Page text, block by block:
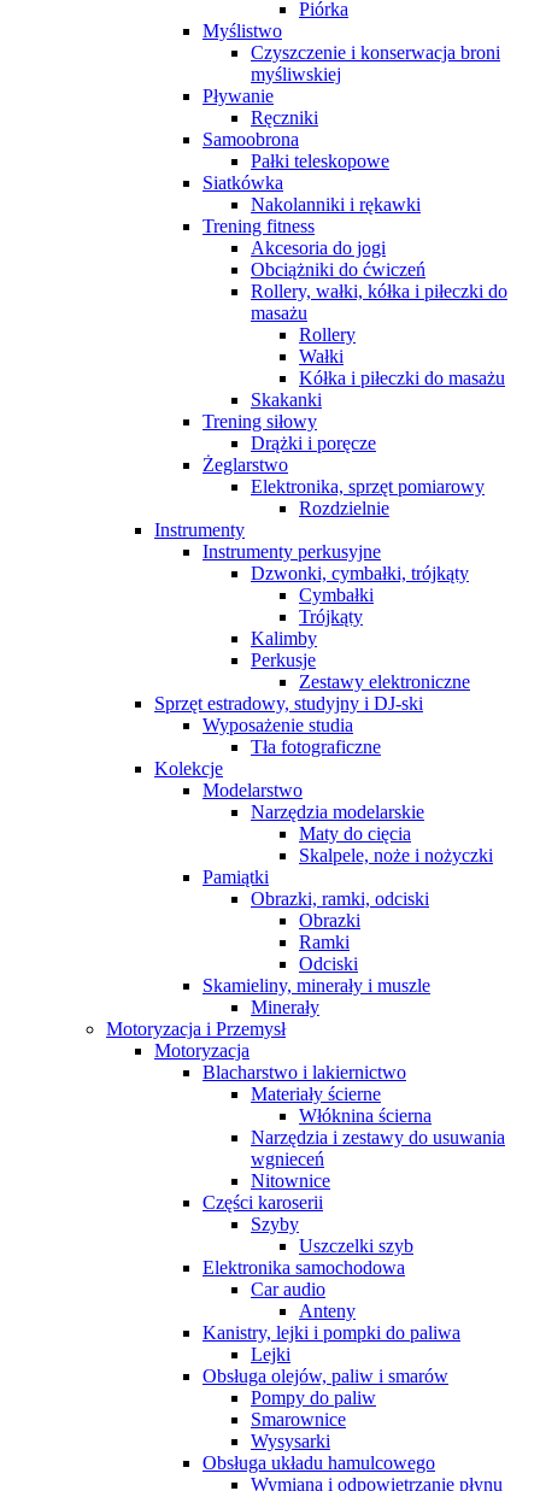
Piórka
Myślistwo
Czyszczenie i konserwacja broni
myśliwskiej
Pływanie
Ręczniki
Samoobrona
Pałki teleskopowe
Siatkówka
Nakolanniki i rękawki
Trening fitness
Akcesoria do jogi
Obciążniki do ćwiczeń
Rollery, wałki, kółka i piłeczki do
masażu
Rollery
Wałki
Kółka i piłeczki do masażu
Skakanki
Trening siłowy
Drążki i poręcze
Żeglarstwo
Elektronika, sprzęt pomiarowy
Rozdzielnie
Instrumenty
Instrumenty perkusyjne
Dzwonki, cymbałki, trójkąty
Cymbałki
Trójkąty
Kalimby
Perkusje
Zestawy elektroniczne
Sprzęt estradowy, studyjny i DJ-ski
Wyposażenie studia
Tła fotograficzne
Kolekcje
Modelarstwo
Narzędzia modelarskie
Maty do cięcia
Skalpele, noże i nożyczki
Pamiątki
Obrazki, ramki, odciski
Obrazki
Ramki
Odciski
Skamieliny, minerały i muszle
Minerały
Motoryzacja i Przemysł
Motoryzacja
Blacharstwo i lakiernictwo
Materiały ścierne
Włóknina ścierna
Narzędzia i zestawy do usuwania
wgnieceń
Nitownice
Części karoserii
Szyby
Uszczelki szyb
Elektronika samochodowa
Car audio
Anteny
Kanistry, lejki i pompki do paliwa
Lejki
Obsługa olejów, paliw i smarów
Pompy do paliw
Smarownice
Wysysarki
Obsługa układu hamulcowego
Wymiana i odpowietrzanie płynu